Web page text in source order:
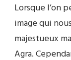
Lorsque l’on
image qui
majestueux
Agra.